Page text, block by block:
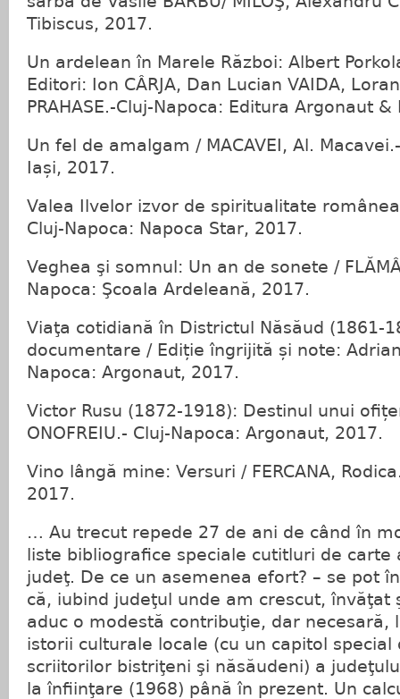
Tibiscus, 2017.
Un ardelean în Marele Război: Albert
Editori: Ion CÂRJA, Dan Lucian VAIDA,
PRAHASE.-Cluj-Napoca: Editura Argonaut
Un fel de amalgam / MACAVEI, Al.
Iași, 2017.
Valea Ilvelor izvor de spiritualitate
Cluj-Napoca: Napoca Star, 2017.
Veghea şi somnul: Un an de sonete /
Napoca: Şcoala Ardeleană, 2017.
Viaţa cotidiană în Districtul Năsăud (1861-
documentare / Ediție îngrijită și note: Adrian
Napoca: Argonaut, 2017.
Victor Rusu (1872-1918): Destinul unui
ONOFREIU.- Cluj-Napoca: Argonaut, 2017.
Vino lângă mine: Versuri / FERCANA,
2017.
… Au trecut repede 27 de ani de când în
liste bibliografice speciale cutitluri de carte
judeţ. De ce un asemenea efort? – se pot
că, iubind judeţul unde am crescut, învăţat
aduc o modestă contribuţie, dar necesară,
istorii culturale locale (cu un capitol special
scriitorilor bistriţeni şi năsăudeni) a
la înfiinţare (1968) până în prezent. Un